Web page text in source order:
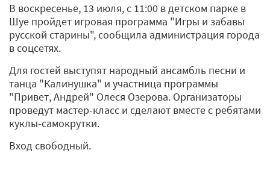
В воскресенье, 13 июля, с 11:00 в детском парке в
Шуе пройдет игровая программа "Игры и забавы
русской старины", сообщила администрация города
в соцсетях.
Для гостей выступят народный ансамбль песни и
танца "Калинушка" и участница программы
"Привет, Андрей" Олеся Озерова. Организаторы
проведут мастер-класс и сделают вместе с ребятами
куклы-самокрутки.
Вход свободный.